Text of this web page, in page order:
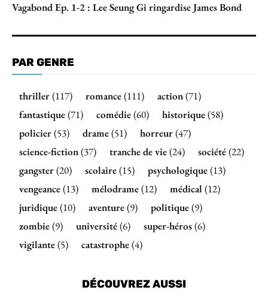
Vagabond Ep. 1-2 : Lee Seung Gi ringardise James Bond
PAR GENRE
thriller(117) romance(111) action(71)
fantastique(71) comédie(60) historique(58)
policier(53) drame(51) horreur(47)
science-fiction(37) tranche de vie(24) société(22)
gangster(20) scolaire(15) psychologique(13)
vengeance(13) mélodrame(12) médical(12)
juridique(10) aventure(9) politique(9)
zombie(9) université(6) super-héros(6)
vigilante(5) catastrophe(4)
DÉCOUVREZ AUSSI